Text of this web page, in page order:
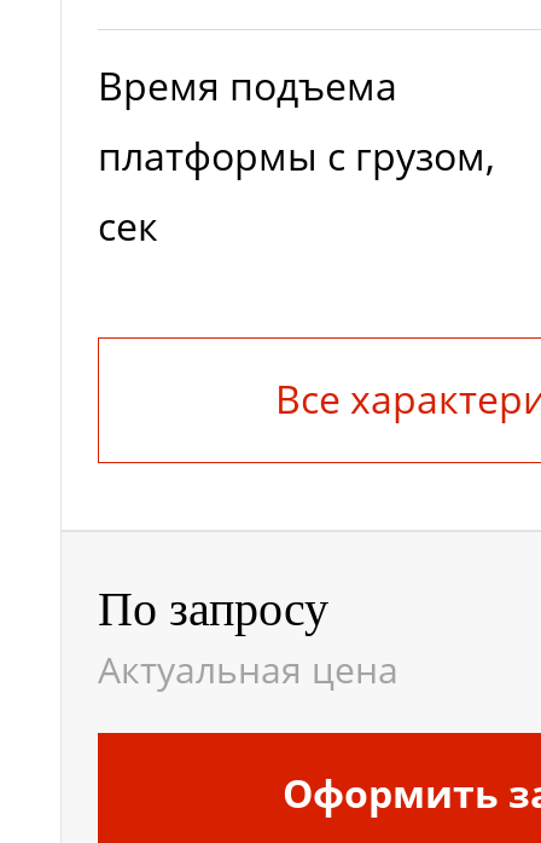
Время подъема
платформы с грузом,
сек
Грузоподъемность, кг
Максимальная высота
платформы
Масса, кг
Минимальная высота
платформы, м
Все
По запросу
Актуальная цена
Оформить